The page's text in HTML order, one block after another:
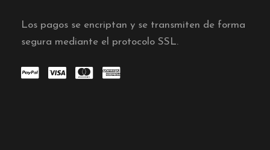
Los pagos se encriptan y se transmiten de forma
segura mediante el protocolo SSL.